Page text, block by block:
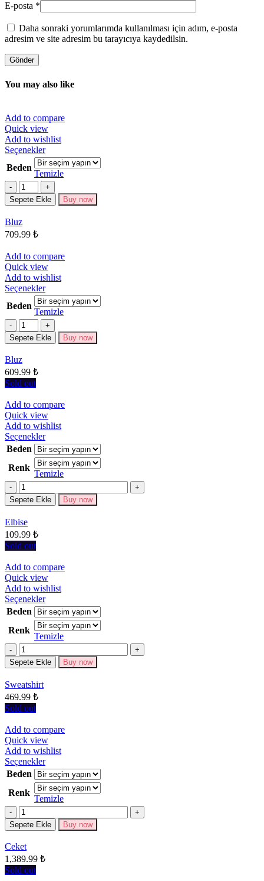
E-posta *
Daha sonraki yorumlarımda kullanılması için adım, e-posta
adresim ve site adresim bu tarayıcıya kaydedilsin.
You may also like
Add to compare
Quick view
Add to wishlist
SeçeneklerBu
ürünün
birden
fazla
varyasyonu
var.
Beden
Temizle
Miktar
Sepete Ekle Buy now
Bluz
709.99 ₺
Add to compare
Quick view
Add to wishlist
SeçeneklerBu
ürünün
birden
fazla
varyasyonu
var.
Beden
Temizle
Miktar
Sepete Ekle Buy now
Bluz
609.99 ₺
Sold out
Add to compare
Quick view
Add to wishlist
SeçeneklerBu
ürünün
birden
fazla
varyasyonu
Seçenekler
Beden
Renk
Temizle
Miktar
Sepete Ekle Buy now
Elbise
109.99 ₺
Sold out
Add to compare
Quick view
Add to wishlist
SeçeneklerBu
ürünün
birden
fazla
varyasyonu
Seçenekler
Beden
Renk
Temizle
Miktar
Sepete Ekle Buy now
Sweatshirt
469.99 ₺
Sold out
Add to compare
Quick view
Add to wishlist
SeçeneklerBu
ürünün
birden
fazla
varyasyonu
Seçenekler
seçilebilir
Beden
Renk
Temizle
Miktar
Sepete Ekle Buy now
Ceket
1,389.99 ₺
Sold out